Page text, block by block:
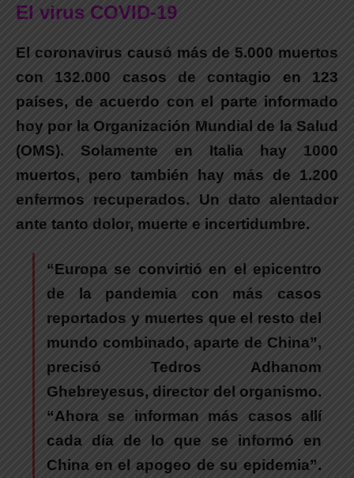
El virus COVID-19
El coronavirus causó más de 5.000 muertos
con 132.000 casos de contagio en 123
países, de acuerdo con el parte informado
hoy por la Organización Mundial de la Salud
(OMS). Solamente en Italia hay 1000
muertos, pero también hay más de 1.200
enfermos recuperados. Un dato alentador
ante tanto dolor, muerte e incertidumbre.
“Europa se convirtió en el epicentro
de la pandemia con más casos
reportados y muertes que el resto del
mundo combinado, aparte de China”,
precisó Tedros Adhanom
Ghebreyesus, director del organismo.
“Ahora se informan más casos allí
cada día de lo que se informó en
China en el apogeo de su epidemia”.